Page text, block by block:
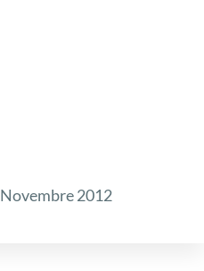
Novembre 2012